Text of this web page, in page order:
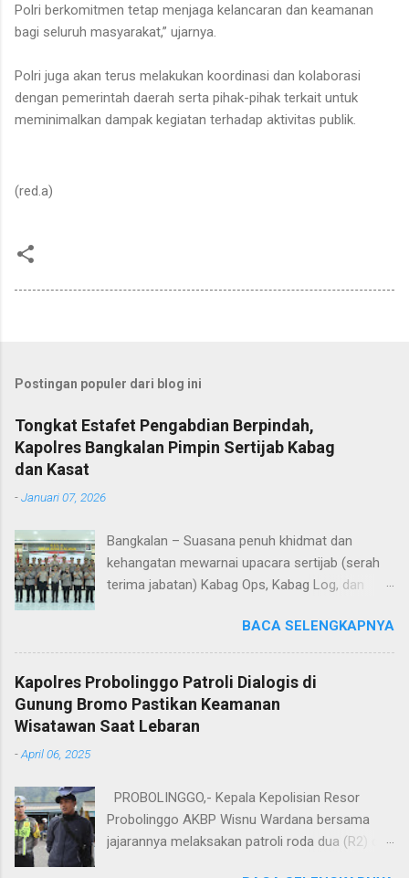
Polri berkomitmen tetap menjaga kelancaran dan keamanan
bagi seluruh masyarakat,” ujarnya.
Polri juga akan terus melakukan koordinasi dan kolaborasi
dengan pemerintah daerah serta pihak-pihak terkait untuk
meminimalkan dampak kegiatan terhadap aktivitas publik.
(red.a)
Postingan populer dari blog ini
Tongkat Estafet Pengabdian Berpindah,
Kapolres Bangkalan Pimpin Sertijab Kabag
dan Kasat
-Januari 07, 2026
Bangkalan – Suasana penuh khidmat dan
kehangatan mewarnai upacara sertijab (serah
terima jabatan) Kabag Ops, Kabag Log, dan
Aula Sarja Arya Racana Polres Bangkalan, Rabu
(07/01/2026). Upacara tersebut menjadi
momen penting bagi jajaran Polres Bangkalan,
bukan hanya sebagai pergantian jabatan
struktural, tetapi juga sebagai bentuk regenerasi
jabatan Kabag Log Polres Bangkalan untuk
mengemban amanah baru sebagai Wakapolres
Sampang. Jabatan Kabag Log Polres Bangkalan
BACA SELENGKAPNYA
Kapolres Probolinggo Patroli Dialogis di
Gunung Bromo Pastikan Keamanan
Wisatawan Saat Lebaran
-April 06, 2025
PROBOLINGGO,- Kepala Kepolisian Resor
Probolinggo AKBP Wisnu Wardana bersama
jajarannya melaksakan patroli roda dua (R2) di